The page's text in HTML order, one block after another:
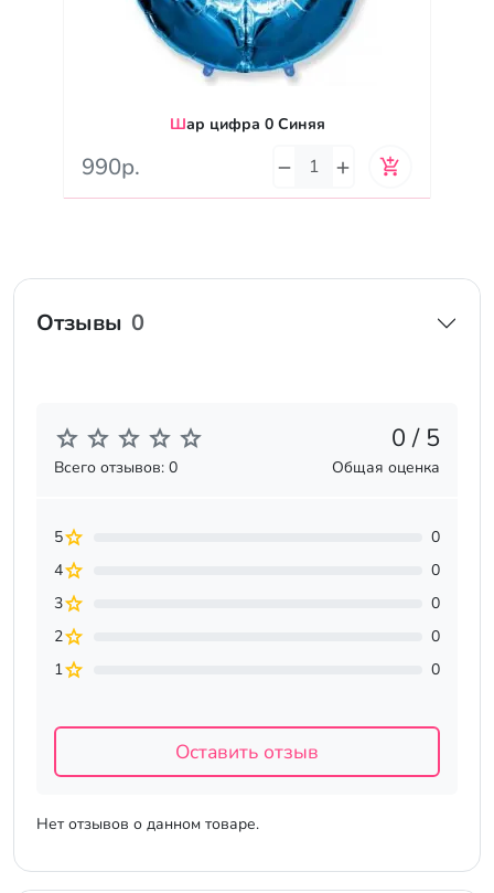
Шар цифра 0 Синяя
990р.
Отзывы 0
Нет отзывов о данном товаре.
0 / 5
Всего отзывов: 0 Общая оценка
5
0
4
0
3
0
2
0
1
0
Оставить отзыв